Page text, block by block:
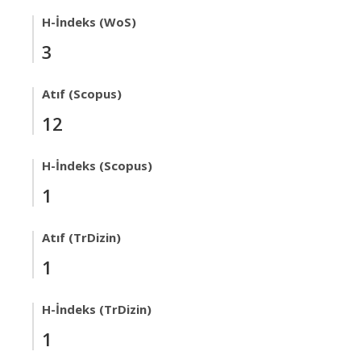
H-İndeks (WoS)
3
Atıf (Scopus)
12
H-İndeks (Scopus)
1
Atıf (TrDizin)
1
H-İndeks (TrDizin)
1